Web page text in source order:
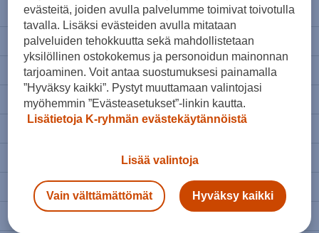
10.5 43.5 28.5
44 29
11.5 44.5 29.5
45 30
47
evästeitä, joiden avulla palvelumme toimivat toivotulla
tavalla. Lisäksi evästeiden avulla mitataan
palveluiden tehokkuutta sekä mahdollistetaan
yksilöllinen ostokokemus ja personoidun mainonnan
tarjoaminen. Voit antaa suostumuksesi painamalla
”Hyväksy kaikki”. Pystyt muuttamaan valintojasi
myöhemmin ”Evästeasetukset”-linkin kautta.
Lisätietoja K-ryhmän evästekäytännöistä
Lisää valintoja
Vain välttämättömät Hyväksy kaikki